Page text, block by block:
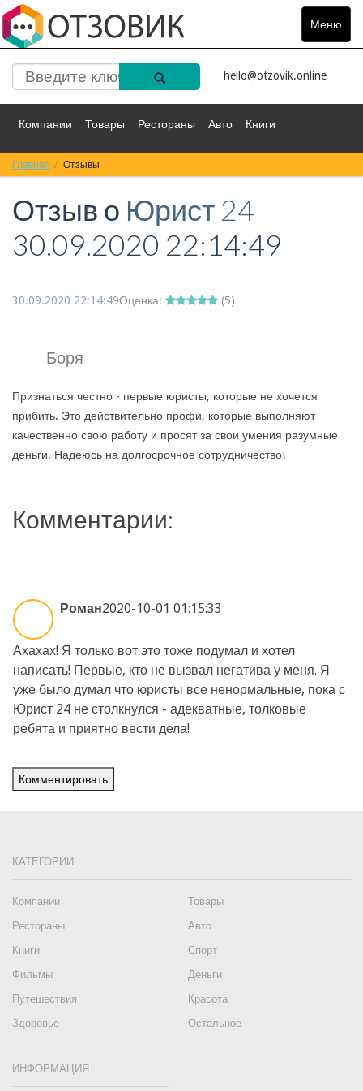
Меню
Toggle
hello@otzovik.online
Компании Товары Рестораны Авто Книги
Спорт Фильмы
Красота Здоровье Остальное
Главная Отзывы
Отзыв о Юрист 24
30.09.2020 22:14:49
30.09.2020 22:14:49Оценка: (5)
Боря
Признаться честно - первые юристы, которые не хочется
прибить. Это действительно профи, которые выполняют
качественно свою работу и просят за свои умения разумные
деньги. Надеюсь на долгосрочное сотрудничество!
Комментарии:
Роман2020-10-01 01:15:33
Ахахах! Я только вот это тоже подумал и хотел
написать! Первые, кто не вызвал негатива у меня. Я
уже было думал что юристы все ненормальные, пока с
Юрист 24 не столкнулся - адекватные, толковые
ребята и приятно вести дела!
Комментировать
КАТЕГОРИИ
Компании
Товары
Рестораны
Авто
Книги
Спорт
Фильмы
Деньги
Путешествия
Красота
Здоровье
Остальное
ИНФОРМАЦИЯ